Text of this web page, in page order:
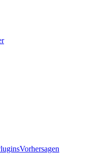
Vorhersagen